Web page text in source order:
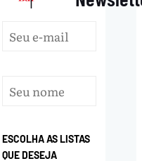
ESCOLHA AS LISTAS
QUE DESEJA